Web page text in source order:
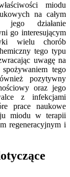
miodu
na całym
jego działanie
go interesującym
wielu chorób
tego typu
uwagę na
tego
pozytywny
oraz jego
z infekcjami
prace naukowe
miodu w terapii
regeneracyjnym i